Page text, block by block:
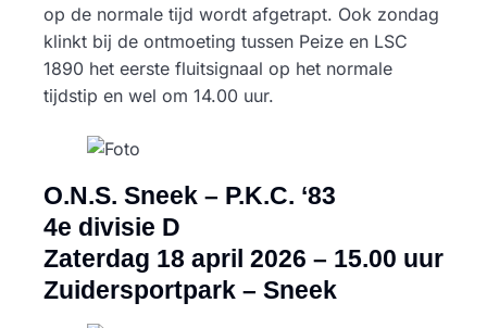
op de normale tijd wordt afgetrapt. Ook zondag
klinkt bij de ontmoeting tussen Peize en LSC
1890 het eerste fluitsignaal op het normale
tijdstip en wel om 14.00 uur.
O.N.S. Sneek – P.K.C. ‘83
4e divisie D
Zaterdag 18 april 2026 – 15.00 uur
Zuidersportpark – Sneek